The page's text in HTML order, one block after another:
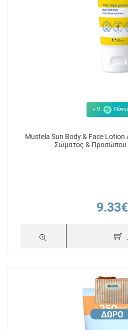
+ 9
Mustela Sun Body & Face
Σώματος & Προσώπου
9.33€